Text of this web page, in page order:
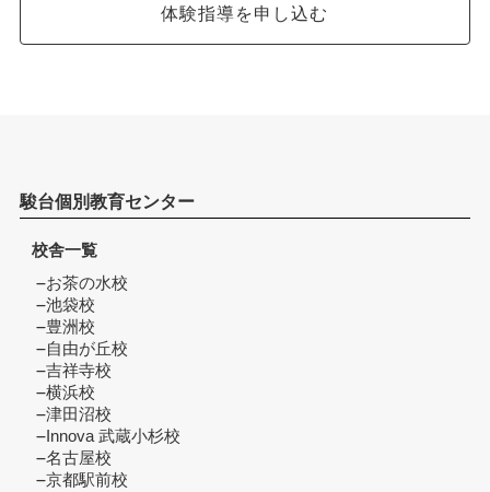
体験指導を申し込む
駿台個別教育センター
校舎一覧
お茶の水校
池袋校
豊洲校
自由が丘校
吉祥寺校
横浜校
津田沼校
Innova 武蔵小杉校
名古屋校
京都駅前校